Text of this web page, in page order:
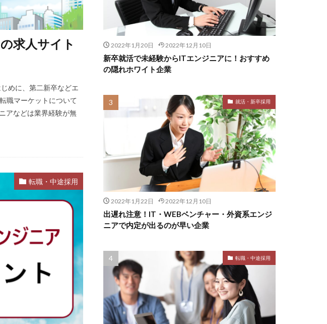
求人サイト
めに、第二新卒などエ
職マーケットについて
アなどは業界経験が無
転職・中途採用
2022年1月20日 2022年12月10日
新卒就活で未経験からITエンジニアに！おすすめ
の隠れホワイト企業
就活・新卒採用
2022年1月22日 2022年12月10日
出遅れ注意！IT・WEBベンチャー・外資系エンジ
ニアで内定が出るのが早い企業
転職・中途採用